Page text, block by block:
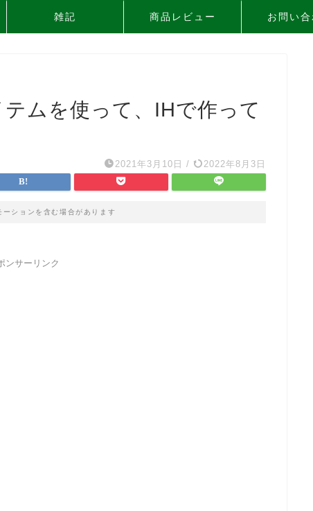
雑記 商品レビュー お問い
ムを使って、IHで作って
2021年3月10日 / 2022年8月3日
ーションを含む場合があります
ンサーリンク